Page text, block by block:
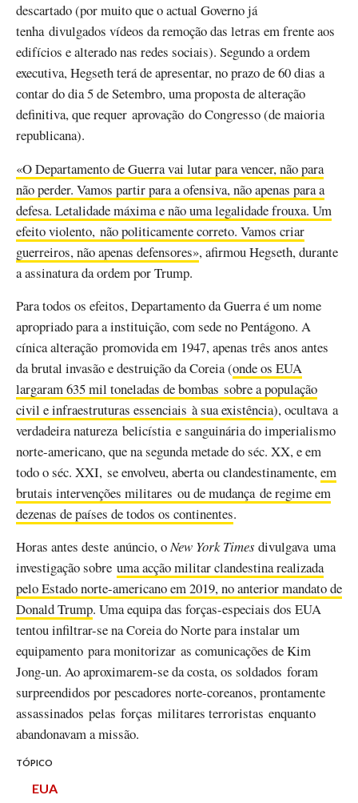
descartado (por muito que o actual Governo já
tenha divulgados vídeos da remoção das letras em frente aos
edifícios e alterado nas redes sociais). Segundo a ordem
executiva, Hegseth terá de apresentar, no prazo de 60 dias a
contar do dia 5 de Setembro, uma proposta de alteração
definitiva, que requer aprovação do Congresso (de maioria
republicana).
«O Departamento de Guerra vai lutar para vencer, não para
não perder. Vamos partir para a ofensiva, não apenas para a
defesa. Letalidade máxima e não uma legalidade frouxa. Um
efeito violento, não politicamente correto. Vamos criar
guerreiros, não apenas defensores», afirmou Hegseth, durante
a assinatura da ordem por Trump.
Para todos os efeitos, Departamento da Guerra é um nome
apropriado para a instituição, com sede no Pentágono. A
cínica alteração promovida em 1947, apenas três anos antes
da brutal invasão e destruição da Coreia (onde os EUA
largaram 635 mil toneladas de bombas sobre a população
civil e infraestruturas essenciais à sua existência), ocultava a
verdadeira natureza belicístia e sanguinária do imperialismo
norte-americano, que na segunda metade do séc. XX, e em
todo o séc. XXI, se envolveu, aberta ou clandestinamente,em
brutais intervenções militares ou de mudança de regime em
dezenas de países de todos os continentes.
Horas antes deste anúncio, oNew York Times divulgava uma
investigação sobre uma acção militar clandestina realizada
pelo Estado norte-americano em 2019, no anterior mandato de
Donald Trump. Uma equipa das forças-especiais dos EUA
tentou infiltrar-se na Coreia do Norte para instalar um
equipamento para monitorizar as comunicações de Kim
Jong-un. Ao aproximarem-se da costa, os soldados foram
surpreendidos por pescadores norte-coreanos, prontamente
assassinados pelas forças militares terroristas enquanto
abandonavam a missão.
TÓPICO
EUA